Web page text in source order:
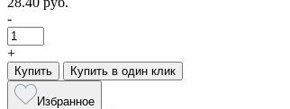
-
+
Купить Купить в один клик
Избранное